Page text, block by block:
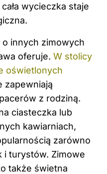
wycieczka staje
innych zimowych
oferuje. W stolicy
oświetlonych
zapewniają
z rodziną.
ciasteczka lub
kawiarniach,
zarówno
i turystów. Zimowe
także świetna